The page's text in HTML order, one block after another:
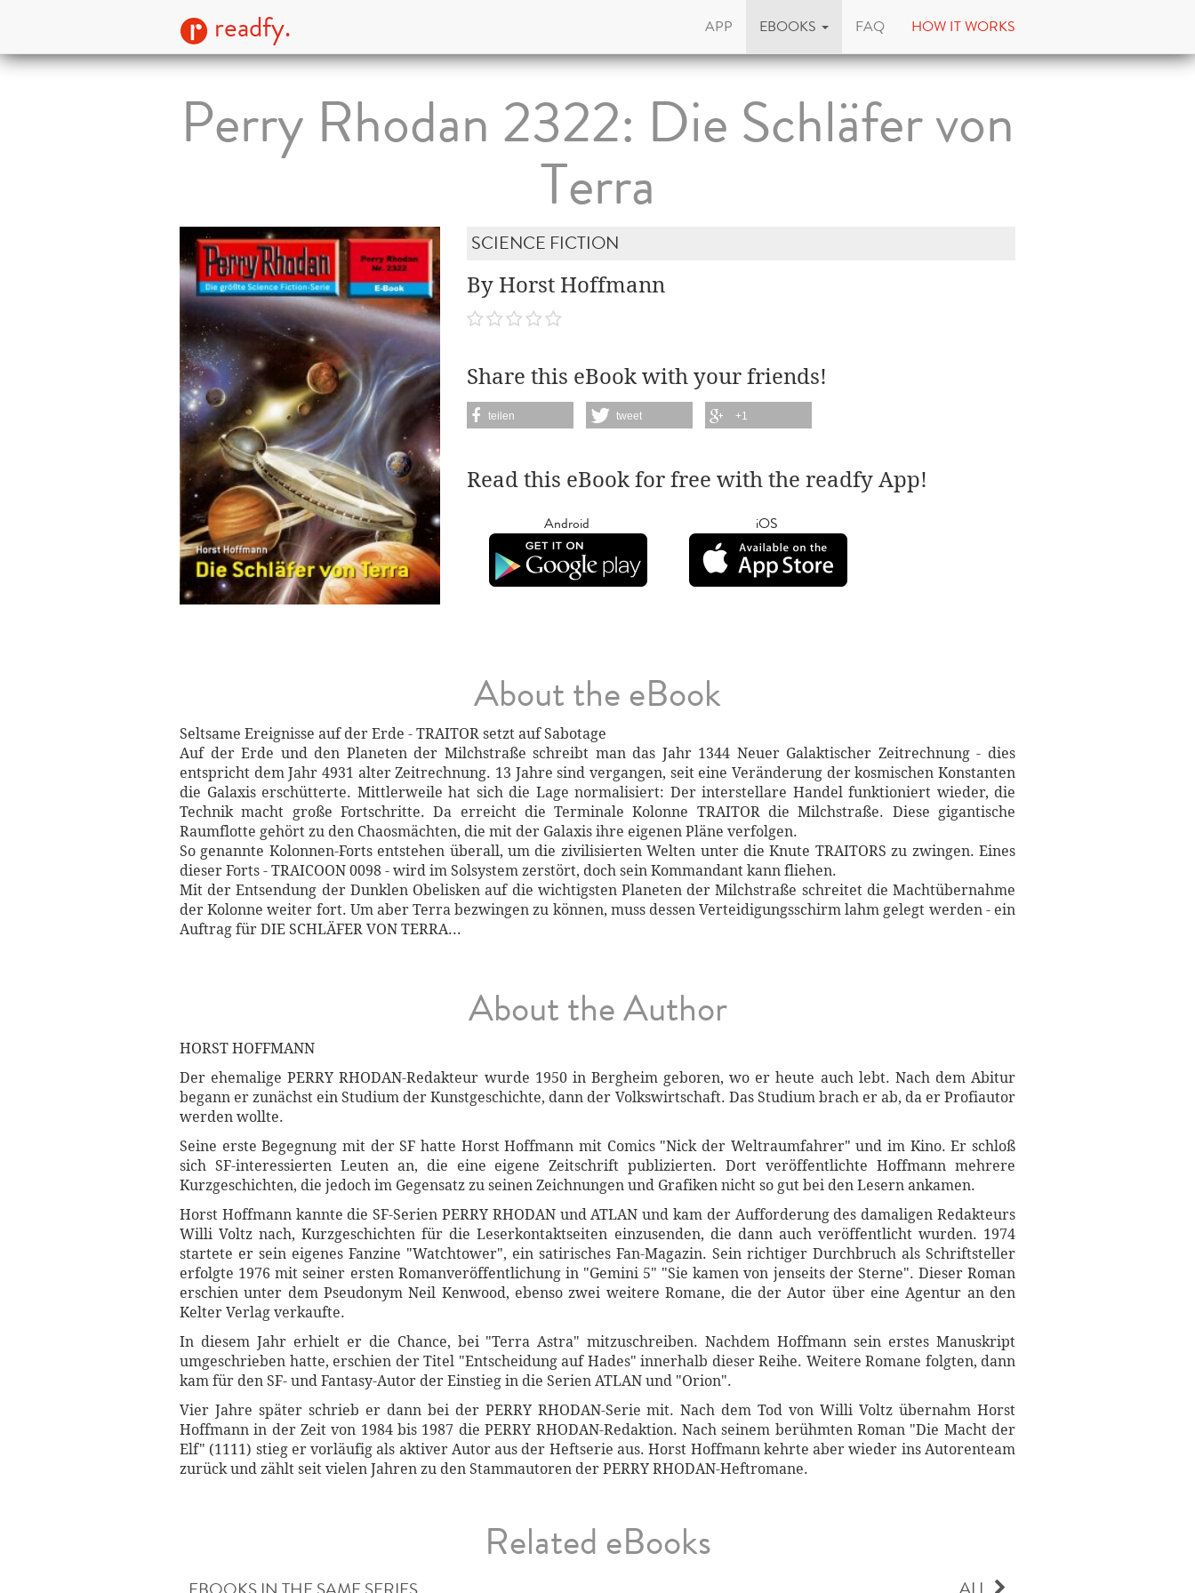
readfy. APP EBOOKS FAQ HOW IT WORKS
Perry Rhodan 2322: Die Schläfer von
Terra
SCIENCE FICTION
By Horst Hoffmann
Share this eBook with your friends!
teilen tweet +1
Read this eBook for free with the readfy App!
Android iOS
About the eBook
Seltsame Ereignisse auf der Erde - TRAITOR setzt auf Sabotage
Auf der Erde und den Planeten der Milchstraße schreibt man das Jahr 1344 Neuer Galaktischer Zeitrechnung - dies
entspricht dem Jahr 4931 alter Zeitrechnung. 13 Jahre sind vergangen, seit eine Veränderung der kosmischen Konstanten
die Galaxis erschütterte. Mittlerweile hat sich die Lage normalisiert: Der interstellare Handel funktioniert wieder, die
Technik macht große Fortschritte. Da erreicht die Terminale Kolonne TRAITOR die Milchstraße. Diese gigantische
Raumflotte gehört zu den Chaosmächten, die mit der Galaxis ihre eigenen Pläne verfolgen.
So genannte Kolonnen-Forts entstehen überall, um die zivilisierten Welten unter die Knute TRAITORS zu zwingen. Eines
dieser Forts - TRAICOON 0098 - wird im Solsystem zerstört, doch sein Kommandant kann fliehen.
Mit der Entsendung der Dunklen Obelisken auf die wichtigsten Planeten der Milchstraße schreitet die Machtübernahme
der Kolonne weiter fort. Um aber Terra bezwingen zu können, muss dessen Verteidigungsschirm lahm gelegt werden - ein
Auftrag für DIE SCHLÄFER VON TERRA...
About the Author
HORST HOFFMANN
Der ehemalige PERRY RHODAN-Redakteur wurde 1950 in Bergheim geboren, wo er heute auch lebt. Nach dem Abitur
begann er zunächst ein Studium der Kunstgeschichte, dann der Volkswirtschaft. Das Studium brach er ab, da er Profiautor
werden wollte.
Seine erste Begegnung mit der SF hatte Horst Hoffmann mit Comics "Nick der Weltraumfahrer" und im Kino. Er schloß
sich SF-interessierten Leuten an, die eine eigene Zeitschrift publizierten. Dort veröffentlichte Hoffmann mehrere
Kurzgeschichten, die jedoch im Gegensatz zu seinen Zeichnungen und Grafiken nicht so gut bei den Lesern ankamen.
Horst Hoffmann kannte die SF-Serien PERRY RHODAN und ATLAN und kam der Aufforderung des damaligen Redakteurs
Willi Voltz nach, Kurzgeschichten für die Leserkontaktseiten einzusenden, die dann auch veröffentlicht wurden. 1974
startete er sein eigenes Fanzine "Watchtower", ein satirisches Fan-Magazin. Sein richtiger Durchbruch als Schriftsteller
erfolgte 1976 mit seiner ersten Romanveröffentlichung in "Gemini 5" "Sie kamen von jenseits der Sterne". Dieser Roman
erschien unter dem Pseudonym Neil Kenwood, ebenso zwei weitere Romane, die der Autor über eine Agentur an den
Kelter Verlag verkaufte.
In diesem Jahr erhielt er die Chance, bei "Terra Astra" mitzuschreiben. Nachdem Hoffmann sein erstes Manuskript
umgeschrieben hatte, erschien der Titel "Entscheidung auf Hades" innerhalb dieser Reihe. Weitere Romane folgten, dann
kam für den SF- und Fantasy-Autor der Einstieg in die Serien ATLAN und "Orion".
Vier Jahre später schrieb er dann bei der PERRY RHODAN-Serie mit. Nach dem Tod von Willi Voltz übernahm Horst
Hoffmann in der Zeit von 1984 bis 1987 die PERRY RHODAN-Redaktion. Nach seinem berühmten Roman "Die Macht der
Elf" (1111) stieg er vorläufig als aktiver Autor aus der Heftserie aus. Horst Hoffmann kehrte aber wieder ins Autorenteam
zurück und zählt seit vielen Jahren zu den Stammautoren der PERRY RHODAN-Heftromane.
Related eBooks
ALL